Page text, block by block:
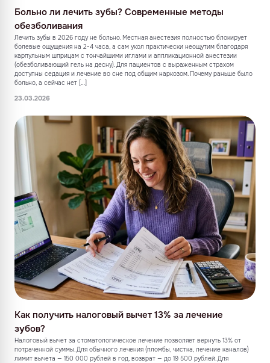
Больно ли лечить зубы? Современные методы
обезболивания
Лечить зубы в 2026 году не больно. Местная анестезия полностью блокирует
болевые ощущения на 2-4 часа, а сам укол практически неощутим благодаря
карпульным шприцам с тончайшими иглами и аппликационной анестезии
(обезболивающий гель на десну). Для пациентов с выраженным страхом
доступны седация и лечение во сне под общим наркозом. Почему раньше было
больно, а сейчас нет […]
23.03.2026
Как получить налоговый вычет 13% за лечение
зубов?
Налоговый вычет за стоматологическое лечение позволяет вернуть 13% от
потраченной суммы. Для обычного лечения (пломбы, чистка, лечение каналов)
лимит вычета — 150 000 рублей в год, возврат — до 19 500 рублей. Для